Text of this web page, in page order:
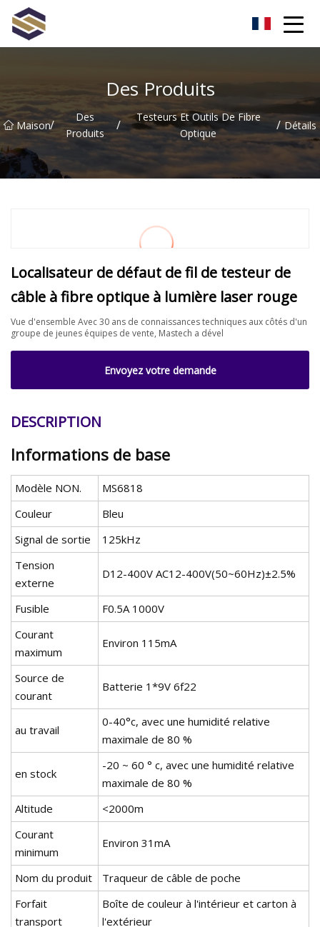
Des Produits
Maison/
Des
Produits
/
Testeurs Et Outils De Fibre
Optique
/ Détails
Localisateur de défaut de fil de testeur de
câble à fibre optique à lumière laser rouge
Vue d'ensemble Avec 30 ans de connaissances techniques aux côtés d'un
groupe de jeunes équipes de vente, Mastech a dével
Envoyez votre demande
DESCRIPTION
Informations de base
Modèle NON.
MS6818
Couleur
Bleu
Signal de sortie
125kHz
Tension
externe
D12-400V AC12-400V(50~60Hz)±2.5%
Fusible
F0.5A 1000V
Courant
maximum
Environ 115mA
Source de
courant
Batterie 1*9V 6f22
au travail
0-40°c, avec une humidité relative
maximale de 80 %
en stock
-20 ~ 60 ° c, avec une humidité relative
maximale de 80 %
Altitude
<2000m
Courant
minimum
Environ 31mA
Nom du produit
Traqueur de câble de poche
Forfait
transport
Boîte de couleur à l'intérieur et carton à
l'extérieur